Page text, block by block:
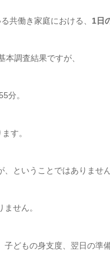
共働き家庭における、 1日
本調査結果ですが、
分。
す。
ということではありません
せん。
子どもの身支度、翌日の準